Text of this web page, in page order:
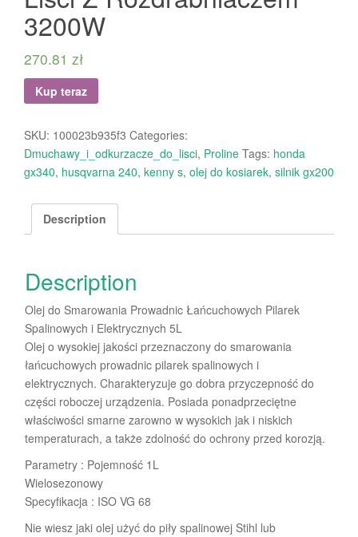
3200W
270.81 zł
Kup teraz
SKU: 100023b935f3 Categories:
Dmuchawy_i_odkurzacze_do_lisci, Proline Tags: honda
gx340, husqvarna 240, kenny s, olej do kosiarek, silnik gx200
Description
Description
Olej do Smarowania Prowadnic Łańcuchowych Pilarek
Spalinowych i Elektrycznych 5L
Olej o wysokiej jakości przeznaczony do smarowania
łańcuchowych prowadnic pilarek spalinowych i
elektrycznych. Charakteryzuje go dobra przyczepność do
części roboczej urządzenia. Posiada ponadprzeciętne
właściwości smarne zarowno w wysokich jak i niskich
temperaturach, a także zdolność do ochrony przed korozją.
Parametry : Pojemność 1L
Wielosezonowy
Specyfikacja : ISO VG 68
Nie wiesz jaki olej użyć do piły spalinowej Stihl lub